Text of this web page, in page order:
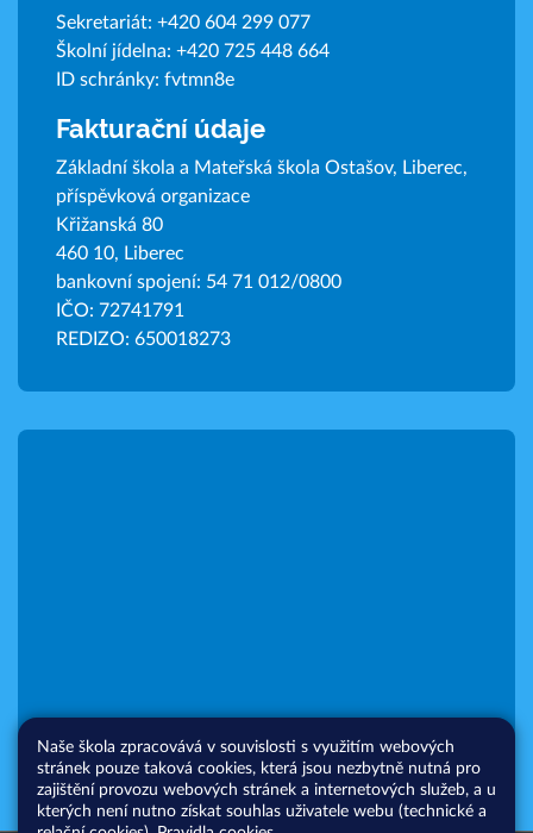
Sekretariát: +420 604 299 077
Školní jídelna: +420 725 448 664
ID schránky: fvtmn8e
Fakturační údaje
Základní škola a Mateřská škola Ostašov, Liberec,
příspěvková organizace
Křižanská 80
460 10, Liberec
bankovní spojení: 54 71 012/0800
IČO: 72741791
REDIZO: 650018273
Naše škola zpracovává v souvislosti s využitím webových
stránek pouze taková cookies, která jsou nezbytně nutná pro
zajištění provozu webových stránek a internetových služeb, a u
kterých není nutno získat souhlas uživatele webu (technické a